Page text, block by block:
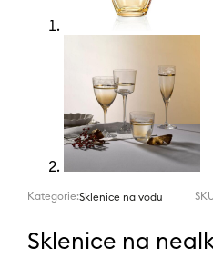
Kategorie:Sklenice na vodu
Sklenice na